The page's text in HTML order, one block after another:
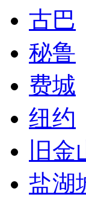
古巴
秘鲁
费城
纽约
旧金
盐湖